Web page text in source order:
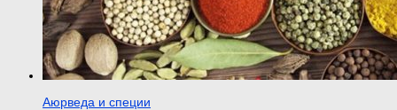
Аюрведа и специи